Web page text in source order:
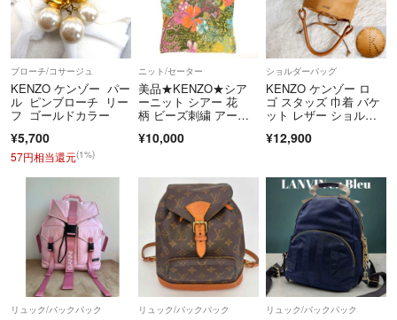
ブローチ/コサージュ
KENZO ケンゾー パー
ル ピンブローチ リー
フ ゴールドカラー
¥5,700
57円相当還元(1%)
ニット/セーター
美品★KENZO★シア
ーニット シアー 花
柄 ビーズ刺繍 アーカ
¥10,000
ショルダーバッグ
KENZO ケンゾー ロ
ゴ スタッズ 巾着 バケ
ット レザー ショルダ
¥12,900
リュック/バックパック リュック/バックパック リュック/バックパック